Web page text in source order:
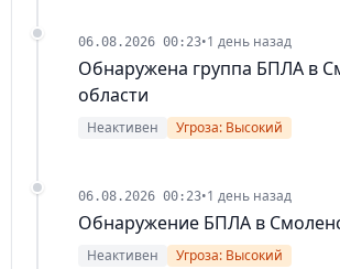
06.08.2026 00:23•1 день назад
Обнаружена группа БПЛА в
области
Неактивен Угроза: Высокий
06.08.2026 00:23•1 день назад
Обнаружение БПЛА в
Неактивен Угроза: Высокий